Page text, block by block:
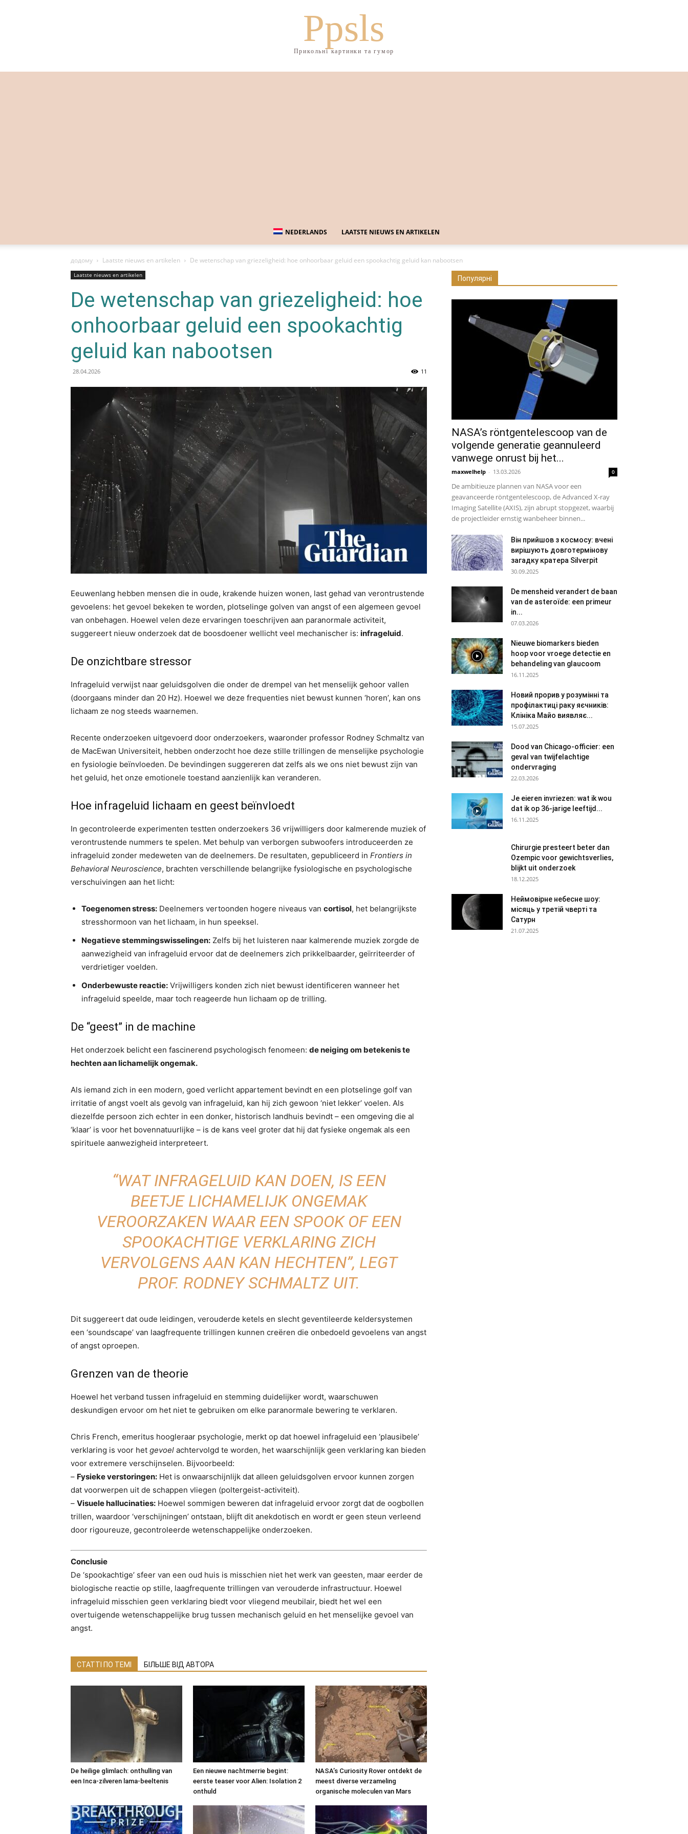
Ppsls
Прикольні картинки та гумор
NEDERLANDS LAATSTE NIEUWS EN ARTIKELEN
додому Laatste nieuws en artikelen De wetenschap van griezeligheid: hoe onhoorbaar geluid een spookachtig geluid kan nabootsen
Laatste nieuws en artikelen
De wetenschap van griezeligheid: hoe
onhoorbaar geluid een spookachtig
geluid kan nabootsen
28.04.2026 11
Eeuwenlang hebben mensen die in oude, krakende huizen wonen, last gehad van verontrustende
gevoelens: het gevoel bekeken te worden, plotselinge golven van angst of een algemeen gevoel
van onbehagen. Hoewel velen deze ervaringen toeschrijven aan paranormale activiteit,
suggereert nieuw onderzoek dat de boosdoener wellicht veel mechanischer is: infrageluid.
De onzichtbare stressor
Infrageluid verwijst naar geluidsgolven die onder de drempel van het menselijk gehoor vallen
(doorgaans minder dan 20 Hz). Hoewel we deze frequenties niet bewust kunnen ‘horen’, kan ons
lichaam ze nog steeds waarnemen.
Recente onderzoeken uitgevoerd door onderzoekers, waaronder professor Rodney Schmaltz van
de MacEwan Universiteit, hebben onderzocht hoe deze stille trillingen de menselijke psychologie
en fysiologie beïnvloeden. De bevindingen suggereren dat zelfs als we ons niet bewust zijn van
het geluid, het onze emotionele toestand aanzienlijk kan veranderen.
Hoe infrageluid lichaam en geest beïnvloedt
In gecontroleerde experimenten testten onderzoekers 36 vrijwilligers door kalmerende muziek of
verontrustende nummers te spelen. Met behulp van verborgen subwoofers introduceerden ze
infrageluid zonder medeweten van de deelnemers. De resultaten, gepubliceerd in Frontiers in
Behavioral Neuroscience, brachten verschillende belangrijke fysiologische en psychologische
verschuivingen aan het licht:
Toegenomen stress: Deelnemers vertoonden hogere niveaus van cortisol, het belangrijkste
stresshormoon van het lichaam, in hun speeksel.
Negatieve stemmingswisselingen: Zelfs bij het luisteren naar kalmerende muziek zorgde de
aanwezigheid van infrageluid ervoor dat de deelnemers zich prikkelbaarder, geïrriteerder of
verdrietiger voelden.
Onderbewuste reactie: Vrijwilligers konden zich niet bewust identificeren wanneer het
infrageluid speelde, maar toch reageerde hun lichaam op de trilling.
De “geest” in de machine
Het onderzoek belicht een fascinerend psychologisch fenomeen: de neiging om betekenis te
hechten aan lichamelijk ongemak.
Als iemand zich in een modern, goed verlicht appartement bevindt en een plotselinge golf van
irritatie of angst voelt als gevolg van infrageluid, kan hij zich gewoon ‘niet lekker’ voelen. Als
diezelfde persoon zich echter in een donker, historisch landhuis bevindt – een omgeving die al
‘klaar’ is voor het bovennatuurlijke – is de kans veel groter dat hij dat fysieke ongemak als een
spirituele aanwezigheid interpreteert.
“WAT INFRAGELUID KAN DOEN, IS EEN
BEETJE LICHAMELIJK ONGEMAK
VEROORZAKEN WAAR EEN SPOOK OF EEN
SPOOKACHTIGE VERKLARING ZICH
VERVOLGENS AAN KAN HECHTEN”, LEGT
PROF. RODNEY SCHMALTZ UIT.
Dit suggereert dat oude leidingen, verouderde ketels en slecht geventileerde keldersystemen
een ‘soundscape’ van laagfrequente trillingen kunnen creëren die onbedoeld gevoelens van angst
of angst oproepen.
Grenzen van de theorie
Hoewel het verband tussen infrageluid en stemming duidelijker wordt, waarschuwen
deskundigen ervoor om het niet te gebruiken om elke paranormale bewering te verklaren.
Chris French, emeritus hoogleraar psychologie, merkt op dat hoewel infrageluid een ‘plausibele’
verklaring is voor het gevoel achtervolgd te worden, het waarschijnlijk geen verklaring kan bieden
voor extremere verschijnselen. Bijvoorbeeld:
– Fysieke verstoringen: Het is onwaarschijnlijk dat alleen geluidsgolven ervoor kunnen zorgen
dat voorwerpen uit de schappen vliegen (poltergeist-activiteit).
– Visuele hallucinaties: Hoewel sommigen beweren dat infrageluid ervoor zorgt dat de oogbollen
trillen, waardoor ‘verschijningen’ ontstaan, blijft dit anekdotisch en wordt er geen steun verleend
door rigoureuze, gecontroleerde wetenschappelijke onderzoeken.
Conclusie
De ‘spookachtige’ sfeer van een oud huis is misschien niet het werk van geesten, maar eerder de
biologische reactie op stille, laagfrequente trillingen van verouderde infrastructuur. Hoewel
infrageluid misschien geen verklaring biedt voor vliegend meubilair, biedt het wel een
overtuigende wetenschappelijke brug tussen mechanisch geluid en het menselijke gevoel van
angst.
СТАТТІ ПО ТЕМІ БІЛЬШЕ ВІД АВТОРА
De heilige glimlach: onthulling van
een Inca-zilveren lama-beeltenis
Een nieuwe nachtmerrie begint:
eerste teaser voor Alien: Isolation 2
onthuld
NASA’s Curiosity Rover ontdekt de
meest diverse verzameling
organische moleculen van Mars
Популярні
NASA’s röntgentelescoop van de
volgende generatie geannuleerd
vanwege onrust bij het...
maxwelhelp - 13.03.2026 0
De ambitieuze plannen van NASA voor een
geavanceerde röntgentelescoop, de Advanced X-ray
Imaging Satellite (AXIS), zijn abrupt stopgezet, waarbij
de projectleider ernstig wanbeheer binnen...
Він прийшов з космосу: вчені
вирішують довготермінову
загадку кратера Silverpit
30.09.2025
De mensheid verandert de baan
van de asteroïde: een primeur
in...
07.03.2026
Nieuwe biomarkers bieden
hoop voor vroege detectie en
behandeling van glaucoom
16.11.2025
Новий прорив у розумінні та
профілактиці раку яєчників:
Клініка Майо виявляє...
15.07.2025
Dood van Chicago-officier: een
geval van twijfelachtige
ondervraging
22.03.2026
Je eieren invriezen: wat ik wou
dat ik op 36-jarige leeftijd...
16.11.2025
Chirurgie presteert beter dan
Ozempic voor gewichtsverlies,
blijkt uit onderzoek
18.12.2025
Неймовірне небесне шоу:
місяць у третій чверті та
Сатурн
21.07.2025